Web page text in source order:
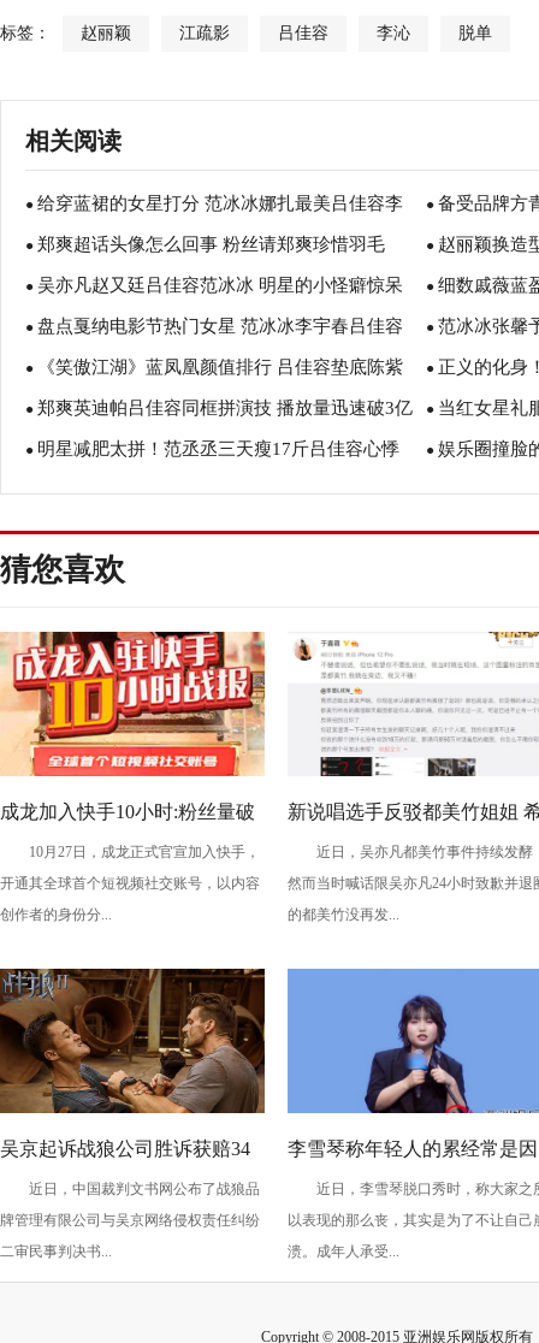
标签： 赵丽颖 江疏影 吕佳容 李沁 脱单
相关阅读
● 给穿蓝裙的女星打分 范冰冰娜扎最美吕佳容李
小璐一般
● 备受品牌方
吕佳容新秀
● 郑爽超话头像怎么回事 粉丝请郑爽珍惜羽毛 ● 赵丽颖换造
● 吴亦凡赵又廷吕佳容范冰冰 明星的小怪癖惊呆
众人
● 细数戚薇蓝
● 盘点戛纳电影节热门女星 范冰冰李宇春吕佳容
马苏
● 范冰冰张馨
艳礼服
● 《笑傲江湖》蓝凤凰颜值排行 吕佳容垫底陈紫
函第二袁洁莹巅峰
● 正义的化身
公正执法者
● 郑爽英迪帕吕佳容同框拼演技 播放量迅速破3亿 ● 当红女星礼
的孔雀裙
● 明星减肥太拼！范丞丞三天瘦17斤吕佳容心悸
进医院
● 娱乐圈撞脸
李沁
猜您喜欢
成龙加入快手10小时:粉丝量破
千万，首条视频播放量破2亿
10月27日，成龙正式官宣加入快手，
开通其全球首个短视频社交账号，以内容
创作者的身份分...
新说唱选手反驳都美竹姐姐
望你不要乱说话！
近日，吴亦凡都美竹事件持续发酵
然而当时喊话限吴亦凡24小时致歉并退
的都美竹没再发...
吴京起诉战狼公司胜诉获赔34
近日，中国裁判文书网公布了战狼品
牌管理有限公司与吴京网络侵权责任纠纷
二审民事判决书...
李雪琴称年轻人的累经常是因
为恶性竞争 攀比内卷让年轻
躺平？
近日，李雪琴脱口秀时，称大家之
以表现的那么丧，其实是为了不让自己
溃。成年人承受...
Copyright © 2008-2015 亚洲娱乐网版权所